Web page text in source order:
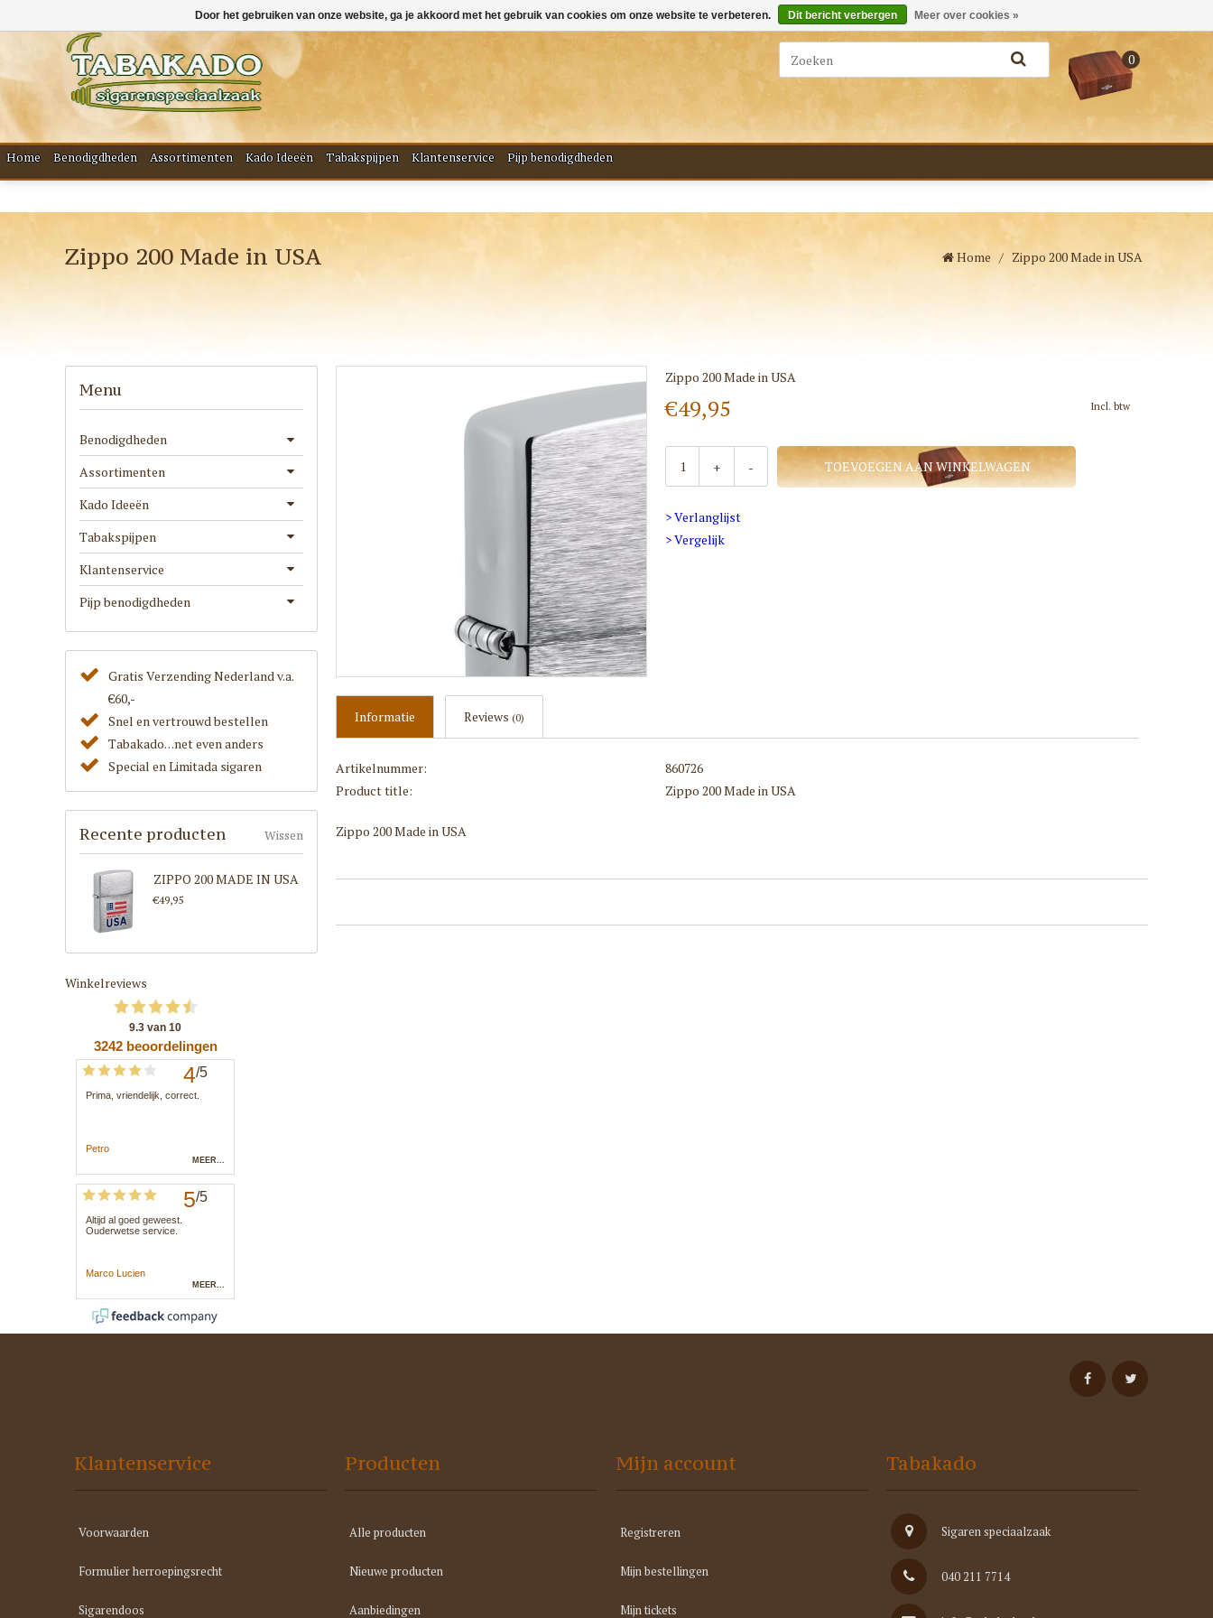
Merken Bestellen - €0,00
0
Home Benodigdheden Assortimenten Kado Ideeën Tabakspijpen Klantenservice Pijp benodigdheden
Zippo 200 Made in USA Home / Zippo 200 Made in USA
Zippo 200 Made in USA
€49,95 Incl. btw
+ - TOEVOEGEN AAN WINKELWAGEN
> Verlanglijst
> Vergelijk
Informatie Reviews (0)
Artikelnummer:
860726
Product title:
Zippo 200 Made in USA
Zippo 200 Made in USA
Menu
Benodigdheden
Assortimenten
Kado Ideeën
Tabakspijpen
Klantenservice
Pijp benodigdheden
Gratis Verzending Nederland v.a.
€60,-
Snel en vertrouwd bestellen
Tabakado. . .net even anders
Special en Limitada sigaren
Recente producten Wissen
ZIPPO 200 MADE IN USA
€49,95
Winkelreviews
Klantenservice
Voorwaarden
Formulier herroepingsrecht
Sigarendoos
Producten
Alle producten
Nieuwe producten
Aanbiedingen
Mijn account
Registreren
Mijn bestellingen
Mijn tickets
Tabakado
Sigaren speciaalzaak
040 211 7714
Door het gebruiken van onze website, ga je akkoord met het gebruik van cookies om onze website te verbeteren. Dit bericht verbergen Meer over cookies »